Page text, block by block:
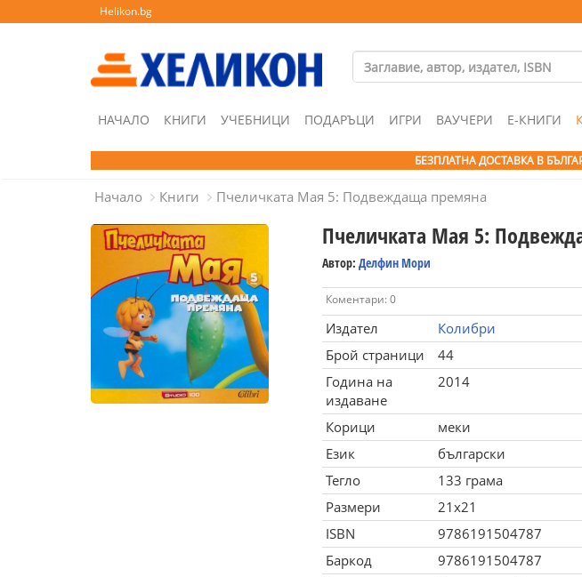
Helikon.bg
НАЧАЛО КНИГИ УЧЕБНИЦИ ПОДАРЪЦИ ИГРИ ВАУЧЕРИ Е-КНИГИ
БЕЗПЛАТНА ДОСТАВКА В
Начало Книги Пчеличката Мая 5: Подвеждаща премяна
Пчеличката Мая 5:
Автор: Делфин Мори
Коментари: 0
Издател
Колибри
Брой страници
44
Година на
издаване
2014
Корици
меки
Език
български
Тегло
133 грама
Размери
21x21
ISBN
9786191504787
Баркод
9786191504787